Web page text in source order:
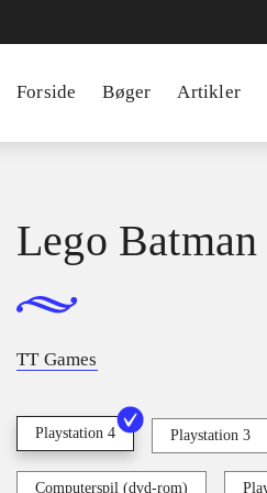
Forside Bøger Artikler
Lego
TT Games
Playstation 4 Playstation 3
Computerspil (dvd-rom)